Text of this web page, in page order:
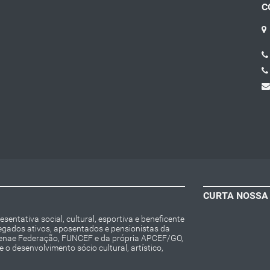
social, cultural, esportiva e beneficente
ativos, aposentados e pensionistas da
Federação, FUNCEF e da própria APCEF/GO,
o desenvolvimento sócio cultural, artístico,
CURTA